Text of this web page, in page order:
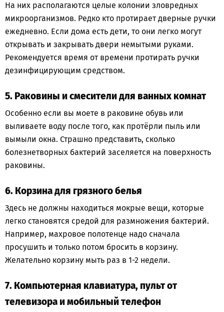
На них располагаются целые колонии зловредных
микроорганизмов. Редко кто протирает дверные ручки
ежедневно. Если дома есть дети, то они легко могут
открывать и закрывать двери немытыми руками.
Рекомендуется время от времени протирать ручки
дезинфицирующим средством.
5. Раковины и смесители для ванных комнат
Особенно если вы моете в раковине обувь или
выливаете воду после того, как протёрли пыль или
вымыли окна. Страшно представить, сколько
болезнетворных бактерий заселяется на поверхность
раковины.
6. Корзина для грязного белья
Здесь не должны находиться мокрые вещи, которые
легко становятся средой для размножения бактерий.
Например, махровое полотенце надо сначала
просушить и только потом бросить в корзину.
Желательно корзину мыть раз в 1-2 недели.
7. Компьютерная клавиатура, пульт от
телевизора и мобильный телефон